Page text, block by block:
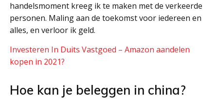
handelsmoment kreeg ik te maken met de verkeerde
personen. Maling aan de toekomst voor iedereen en
alles, en verloor ik geld.
Investeren In Duits Vastgoed – Amazon aandelen
kopen in 2021?
Hoe kan je beleggen in china?